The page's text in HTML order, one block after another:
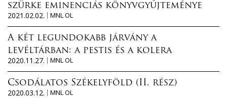
szürke eminenciás könyvgyűjteménye
2021.02.02.
MNL OL
A két legundokabb járvány a
levéltárban: a pestis és a kolera
2020.11.27.
MNL OL
Csodálatos Székelyföld (II. rész)
2020.03.12.
MNL OL